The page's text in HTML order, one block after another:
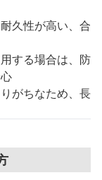
久性が高い、合
する場合は、防
がちなため、長